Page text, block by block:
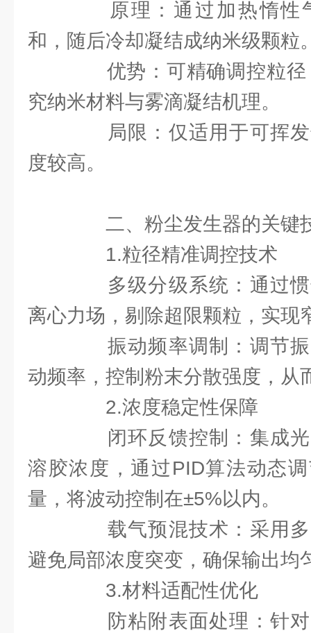
原理：通过加热惰性
和，随后冷却凝结成纳米级颗粒
优势：可精确调控粒径
究纳米材料与雾滴凝结机理。
局限：仅适用于可挥发
度较高。
二、粉尘发生器的关键
1.粒径精准调控技术
多级分级系统：通过惯
离心力场，剔除超限颗粒，实现
振动频率调制：调节振
动频率，控制粉末分散强度，从
2.浓度稳定性保障
闭环反馈控制：集成光
溶胶浓度，通过PID算法动态
量，将波动控制在±5%以内。
载气预混技术：采用多
避免局部浓度突变，确保输出均
3.材料适配性优化
防粘附表面处理：针对